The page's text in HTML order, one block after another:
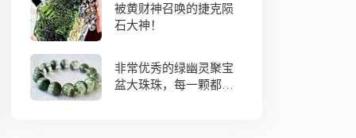
被黄财神召唤的捷克陨
石大神！
非常优秀的绿幽灵聚宝
盆大珠珠，每一颗都蕴